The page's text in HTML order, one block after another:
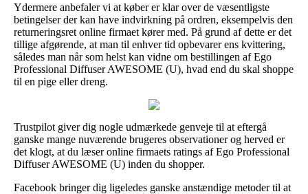
Ydermere anbefaler vi at køber er klar over de væsentligste
betingelser der kan have indvirkning på ordren, eksempelvis den
returneringsret online firmaet kører med. På grund af dette er det
tillige afgørende, at man til enhver tid opbevarer ens kvittering,
således man når som helst kan vidne om bestillingen af Ego
Professional Diffuser AWESOME (U), hvad end du skal shoppe
til en pige eller dreng.
Trustpilot giver dig nogle udmærkede genveje til at eftergå
ganske mange nuværende brugeres observationer og herved er
det klogt, at du læser online firmaets ratings af Ego Professional
Diffuser AWESOME (U) inden du shopper.
Facebook bringer dig ligeledes ganske anstændige metoder til at